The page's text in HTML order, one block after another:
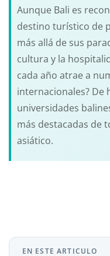
Aunque Bali es
destino turístico de
más allá de sus
cultura y la
cada año atrae a
internacionales? De
universidades
más destacadas de
asiático.
EN ESTE ARTICULO